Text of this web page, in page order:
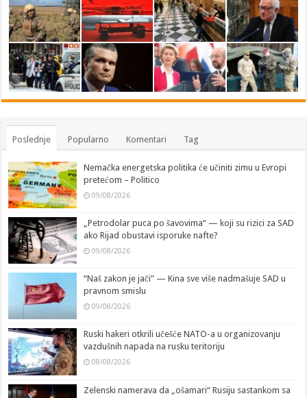
Poslednje Popularno Komentari Tag
Nemačka energetska politika će učiniti zimu u Evropi
pretećom – Politico
09/08/2026
„Petrodolar puca po šavovima“ — koji su rizici za SAD
ako Rijad obustavi isporuke nafte?
09/08/2026
“Naš zakon je jači” — Kina sve više nadmašuje SAD u
pravnom smislu
09/08/2026
Ruski hakeri otkrili učešće NATO-a u organizovanju
vazdušnih napada na rusku teritoriju
08/08/2026
Zelenski namerava da „ošamari“ Rusiju sastankom sa